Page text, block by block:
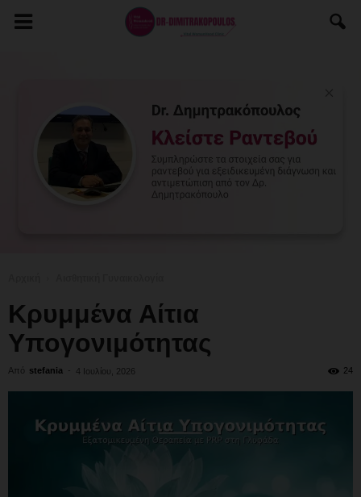
Κρυμμένα Αίτια
Υπογονιμότητας
Από stefania - 4 Ιουλίου, 2026 24